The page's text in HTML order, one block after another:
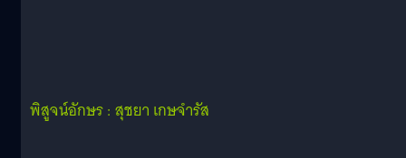
พิสูจน์อักษร : สุชยา เกษจำรัส